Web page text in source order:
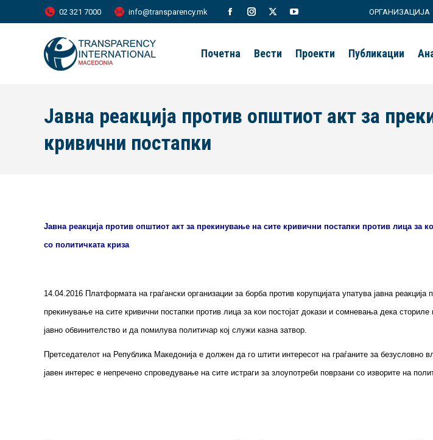
02 321 7000 info@transparency.mk
Facebook
window
Instagram
window
X
window
YouTube
opens
window
ОРГАНИЗАЦИЈА
Почетна Вести Проекти Публикации
Јавна реакција против општиот акт за
кривични постапки
Јавна реакција против општиот акт за прекинување на сите кривични постапки против лица за
со политичката криза
14.04.2016 Платформата на граѓански организации за борба против корупцијата упатува јавна
прекинување на сите кривични постапки против лица за кои постојат докази и сомневања дека
јавно обвинителство и да помилува политичар кој служи казна затвор.
Претседателот на Република Македонија е должен да го штити интересот на граѓаните за
јавен интерес е непречено спроведување на сите истраги за злоупотреби поврзани со изворите на